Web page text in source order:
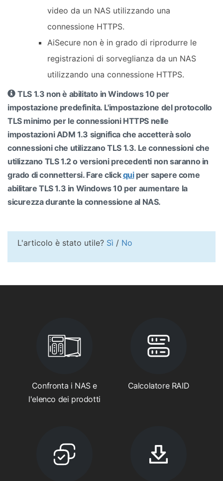
video da un NAS utilizzando una
connessione HTTPS.
AiSecure non è in grado di riprodurre le
registrazioni di sorveglianza da un NAS
utilizzando una connessione HTTPS.
TLS 1.3 non è abilitato in Windows 10 per
impostazione predefinita. L'impostazione del protocollo
TLS minimo per le connessioni HTTPS nelle
impostazioni ADM 1.3 significa che accetterà solo
connessioni che utilizzano TLS 1.3. Le connessioni che
utilizzano TLS 1.2 o versioni precedenti non saranno in
grado di connettersi. Fare clickquiper sapere come
abilitare TLS 1.3 in Windows 10 per aumentare la
sicurezza durante la connessione al NAS.
L'articolo è stato utile? Sì / No
Confronta i NAS e
l'elenco dei prodotti
Calcolatore RAID